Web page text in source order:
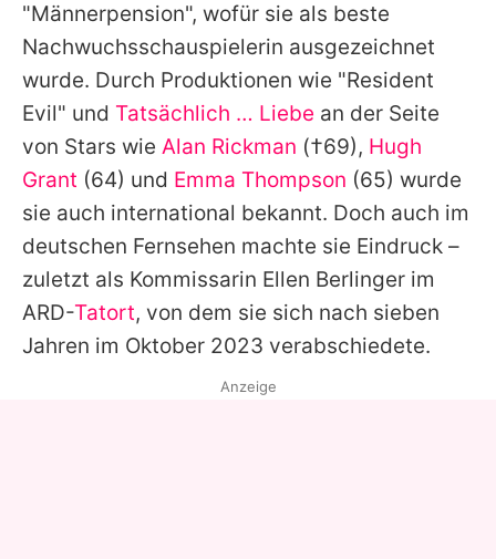
Redaktionelle Richtlinien
Impressum
Datenschutzerklärung
Nutzungsbedingungen
Utiq verwalten
"Männerpension", wofür sie als beste
Nachwuchsschauspielerin ausgezeichnet
wurde. Durch Produktionen wie "Resident
Evil" und Tatsächlich … Liebe an der Seite
von Stars wie Alan Rickman (†69), Hugh
Grant (64) und Emma Thompson (65) wurde
sie auch international bekannt. Doch auch im
deutschen Fernsehen machte sie Eindruck –
zuletzt als Kommissarin Ellen Berlinger im
ARD-Tatort, von dem sie sich nach sieben
Jahren im Oktober 2023 verabschiedete.
Anzeige